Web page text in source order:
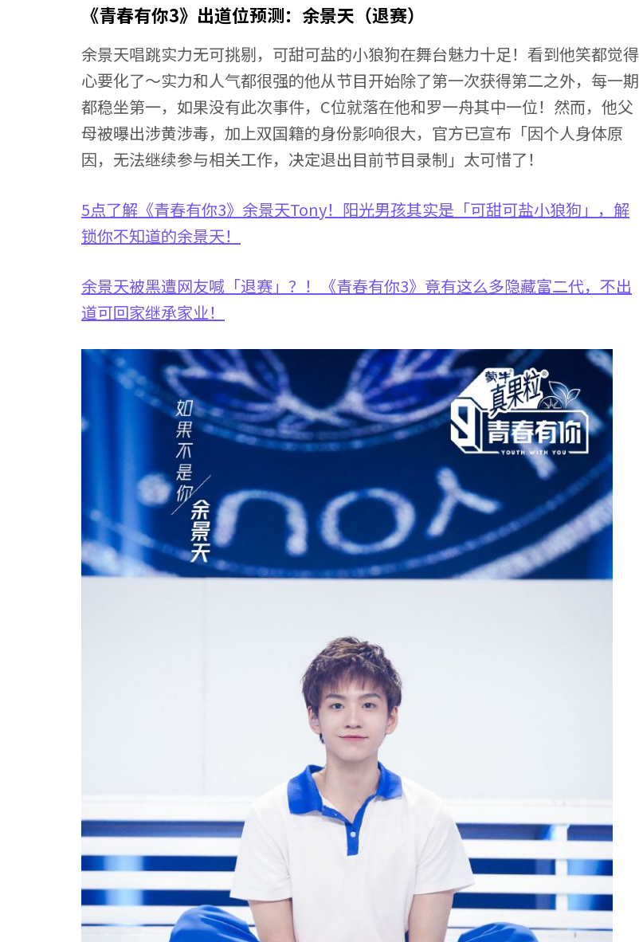
《青春有你3》出道位预测：余景天（退赛）
余景天唱跳实力无可挑剔，可甜可盐的小狼狗在舞台魅力十足！看到他笑都觉得
心要化了～实力和人气都很强的他从节目开始除了第一次获得第二之外，每一期
都稳坐第一，如果没有此次事件，C位就落在他和罗一舟其中一位！然而，他父
母被曝出涉黄涉毒，加上双国籍的身份影响很大，官方已宣布「因个人身体原
因，无法继续参与相关工作，决定退出目前节目录制」太可惜了！
5点了解《青春有你3》余景天Tony！阳光男孩其实是「可甜可盐小狼狗」，解
锁你不知道的余景天！
余景天被黑遭网友喊「退赛」？！《青春有你3》竟有这么多隐藏富二代，不出
道可回家继承家业！